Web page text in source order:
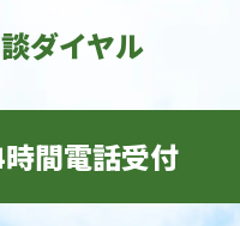
ダイヤル
間電話受付